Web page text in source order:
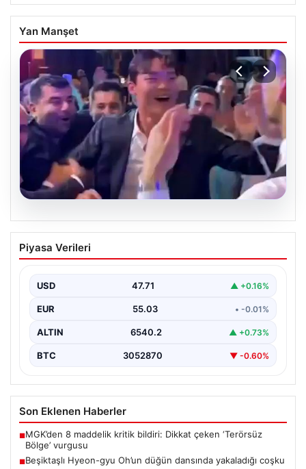
Yan Manşet
05.08.2026
Beşiktaşlı Hyeon-gyu Oh’un düğün
dansında yakaladığı coşku
düzenlediği düğünde sahneye çıkarak eğlenceli bir
dans performansı…
Piyasa Verileri
USD 47.71 ▲ +0.16%
EUR 55.03 • -0.01%
ALTIN 6540.2 ▲ +0.73%
BTC 3052870 ▼ -0.60%
Son Eklenen Haberler
■MGK’den 8 maddelik kritik bildiri: Dikkat çeken ‘Terörsüz
Bölge’ vurgusu
■Beşiktaşlı Hyeon-gyu Oh’un düğün dansında yakaladığı coşku